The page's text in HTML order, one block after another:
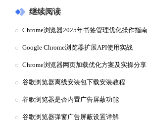
继续阅读
Chrome浏览器2025年书签管理优化操作指南
Google Chrome浏览器扩展API使用实战
Chrome浏览器网页加载优化方案及实操分享
谷歌浏览器离线安装包下载安装教程
谷歌浏览器是否内置广告屏蔽功能
谷歌浏览器弹窗广告屏蔽设置详解